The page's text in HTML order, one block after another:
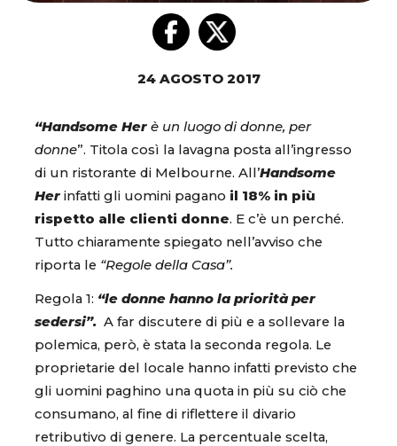
24 AGOSTO 2017
“Handsome Her è un luogo di donne, per
donne”. Titola così la lavagna posta all’ingresso
di un ristorante di Melbourne. All’Handsome
Her infatti gli uomini pagano il 18% in più
rispetto alle clienti donne. E c’è un perché.
Tutto chiaramente spiegato nell’avviso che
riporta le “Regole della Casa”.
Regola 1: “le donne hanno la priorità per
sedersi”. A far discutere di più e a sollevare la
polemica, però, è stata la seconda regola. Le
proprietarie del locale hanno infatti previsto che
gli uomini paghino una quota in più su ciò che
consumano, al fine di riflettere il divario
retributivo di genere. La percentuale scelta,